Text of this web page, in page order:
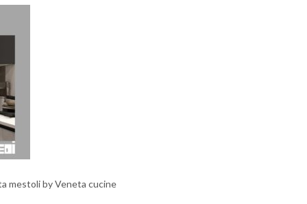
mestoli by Veneta cucine